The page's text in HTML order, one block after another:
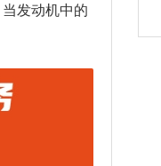
发动机中的